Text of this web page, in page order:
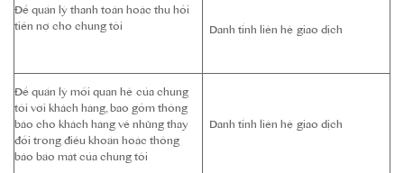
Để quản lý thanh toán hoặc thu hồi
tiền nợ cho chúng tôi Danh tính liên hệ giao dịch
Để quản lý mối quan hệ của chúng
tôi với khách hàng, bao gồm thông
báo cho khách hàng về những thay
đổi trong điều khoản hoặc thông
báo bảo mật của chúng tôi
Danh tính liên hệ giao dịch